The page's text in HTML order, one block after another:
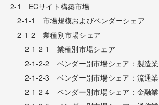
2-1 ECサイト構築市場
2-1-1 市場規模およびベンダーシェア
2-1-2 業種別市場シェア
2-1-2-1 業種別市場シェア
2-1-2-2 ベンダー別市場シェア：製造業
2-1-2-3 ベンダー別市場シェア：流通業
2-1-2-4 ベンダー別市場シェア：金融業